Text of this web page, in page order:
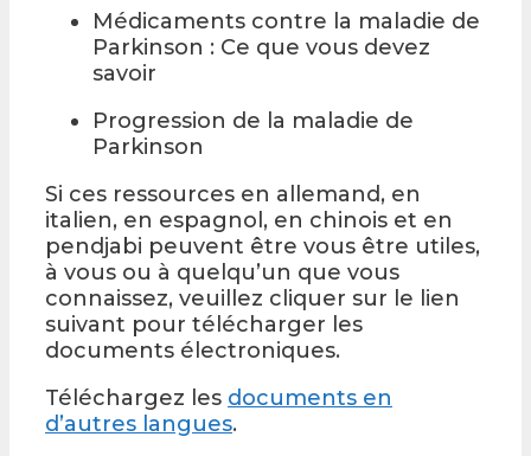
Médicaments contre la maladie de
Parkinson : Ce que vous devez
savoir
Progression de la maladie de
Parkinson
Si ces ressources en allemand, en
italien, en espagnol, en chinois et en
pendjabi peuvent être vous être utiles,
à vous ou à quelqu’un que vous
connaissez, veuillez cliquer sur le lien
suivant pour télécharger les
documents électroniques.
Téléchargez les documents en
d’autres langues.